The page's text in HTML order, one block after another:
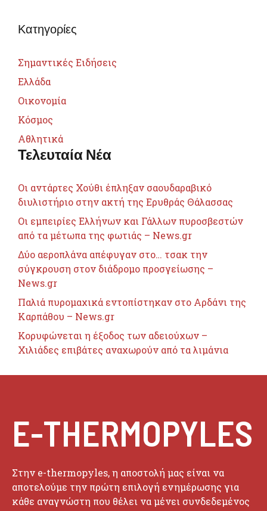
Κατηγορίες
Σημαντικές Ειδήσεις
Ελλάδα
Οικονομία
Κόσμος
Αθλητικά
Τελευταία Νέα
Οι αντάρτες Χούθι έπληξαν σαουδαραβικό
διυλιστήριο στην ακτή της Ερυθράς Θάλασσας
Οι εμπειρίες Ελλήνων και Γάλλων πυροσβεστών
από τα μέτωπα της φωτιάς – News.gr
Δύο αεροπλάνα απέφυγαν στο… τσακ την
σύγκρουση στον διάδρομο προσγείωσης –
News.gr
Παλιά πυρομαχικά εντοπίστηκαν στο Αρδάνι της
Καρπάθου – News.gr
Κορυφώνεται η έξοδος των αδειούχων –
Χιλιάδες επιβάτες αναχωρούν από τα λιμάνια
E-THERMOPYLES
Στην e-thermopyles, η αποστολή μας είναι να
αποτελούμε την πρώτη επιλογή ενημέρωσης για
κάθε αναγνώστη που θέλει να μένει συνδεδεμένος